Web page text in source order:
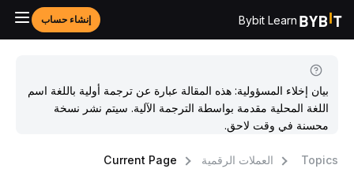
Bybit Learn إنشاء حساب
بيان إخلاء المسؤولية: هذه المقالة عبارة عن ترجمة أولية باللغة اسم
اللغة المحلية مقدمة بواسطة الترجمة الآلية. سيتم نشر نسخة
محسنة في وقت لاحق.
العملات الرقمية Current Page